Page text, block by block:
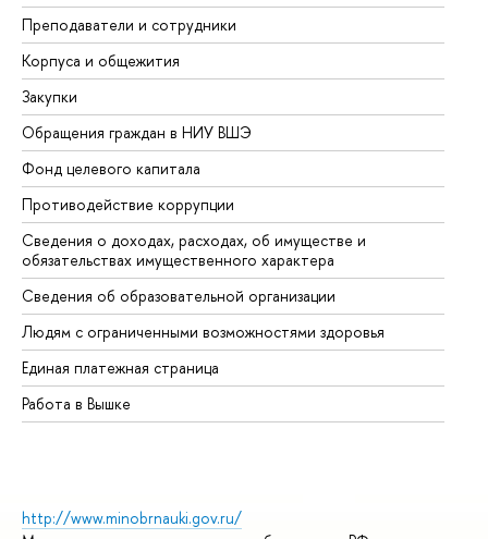
Преподаватели и сотрудники
Корпуса и общежития
Закупки
Обращения граждан в НИУ ВШЭ
Фонд целевого капитала
Противодействие коррупции
Сведения о доходах, расходах, об имуществе и
обязательствах имущественного характера
Сведения об образовательной организации
Людям с ограниченными возможностями здоровья
Единая платежная страница
Работа в Вышке
http://www.minobrnauki.gov.ru/